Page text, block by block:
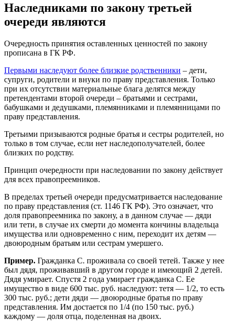
Наследниками по закону третьей
очереди являются
Очередность принятия оставленных ценностей по закону
прописана в ГК РФ.
Первыми наследуют более близкие родственники – дети,
супруги, родители и внуки по праву представления. Только
при их отсутствии материальные блага делятся между
претендентами второй очереди – братьями и сестрами,
бабушками и дедушками, племянниками и племянницами по
праву представления.
Третьими призываются родные братья и сестры родителей, но
только в том случае, если нет наследополучателей, более
близких по родству.
Принцип очередности при наследовании по закону действует
для всех правопреемников.
В пределах третьей очереди предусматривается наследование
по праву представления (ст. 1146 ГК РФ). Это означает, что
доля правопреемника по закону, а в данном случае — дяди
или тети, в случае их смерти до момента кончины владельца
имущества или одновременно с ним, переходит их детям —
двоюродным братьям или сестрам умершего.
Пример. Гражданка С. проживала со своей тетей. Также у нее
был дядя, проживавший в другом городе и имеющий 2 детей.
Дядя умирает. Спустя 2 года умирает гражданка С. Ее
имущество в виде 600 тыс. руб. наследуют: тетя — 1/2, то есть
300 тыс. руб.; дети дяди — двоюродные братья по праву
представления. Им достается по 1/4 (по 150 тыс. руб.)
каждому — доля отца, поделенная на двоих.